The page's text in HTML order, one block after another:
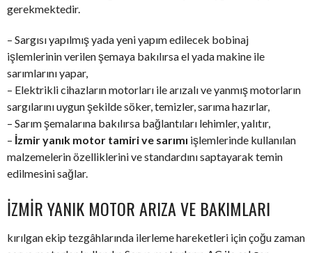
gerekmektedir.
– Sargısı yapılmış yada yeni yapım edilecek bobinaj
işlemlerinin verilen şemaya bakılırsa el yada makine ile
sarımlarını yapar,
– Elektrikli cihazların motorları ile arızalı ve yanmış motorların
sargılarını uygun şekilde söker, temizler, sarıma hazırlar,
– Sarım şemalarına bakılırsa bağlantıları lehimler, yalıtır,
– İzmir yanık motor tamiri ve sarımı işlemlerinde kullanılan
malzemelerin özelliklerini ve standardını saptayarak temin
edilmesini sağlar.
İZMIR YANIK MOTOR ARIZA VE BAKIMLARI
kırılgan ekip tezgâhlarında ilerleme hareketleri için çoğu zaman